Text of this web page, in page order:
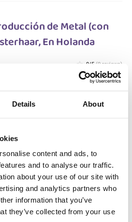
Details About
content and ads, to
and to analyse our traffic.
about your use of our site with
and analytics partners who
information that you’ve
they’ve collected from your use
de Metal (con
En Holanda
star_border 0/5 (0 reviews)
Netherlands
en la producción
En Holanda